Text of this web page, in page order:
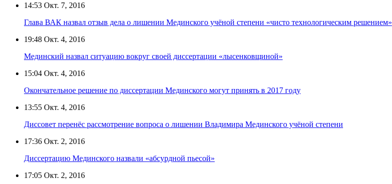
14:53 Окт. 7, 2016
Глава ВАК назвал отзыв дела о лишении Мединского учёной степени «чисто технологическим решением»
19:48 Окт. 4, 2016
Мединский назвал ситуацию вокруг своей диссертации «лысенковщиной»
15:04 Окт. 4, 2016
Окончательное решение по диссертации Мединского могут принять в 2017 году
13:55 Окт. 4, 2016
Диссовет перенёс рассмотрение вопроса о лишении Владимира Мединского учёной степени
17:36 Окт. 2, 2016
Диссертацию Мединского назвали «абсурдной пьесой»
17:05 Окт. 2, 2016